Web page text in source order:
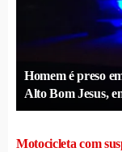
Homem é preso
Alto Bom Jesus,
Motocicleta com